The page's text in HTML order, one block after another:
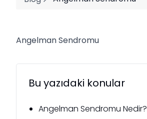
Angelman Sendromu
Bu yazıdaki konular
Angelman Sendromu Nedir?